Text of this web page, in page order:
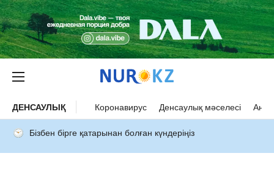
ДЕНСАУЛЫҚ Коронавирус Денсаулық мәселесі Ана
Бізбен бірге қатарынан болған күндеріңіз